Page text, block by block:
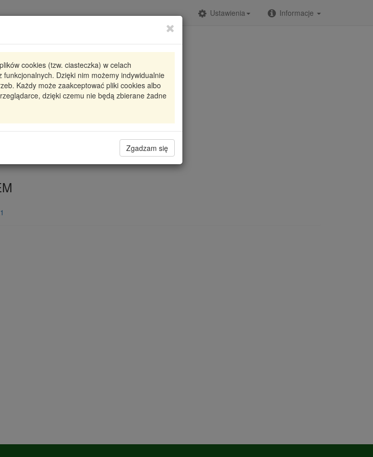
Informacje
Ustawienia
cookies (tzw. ciasteczka) w celach
Dzięki nim możemy indywidualnie
Każdy może zaakceptować pliki cookies albo
dzięki czemu nie będą zbierane żadne
Zgadzam się
AUTOMOTIVE
FILTR PALIWA BMW
Radzyń 0